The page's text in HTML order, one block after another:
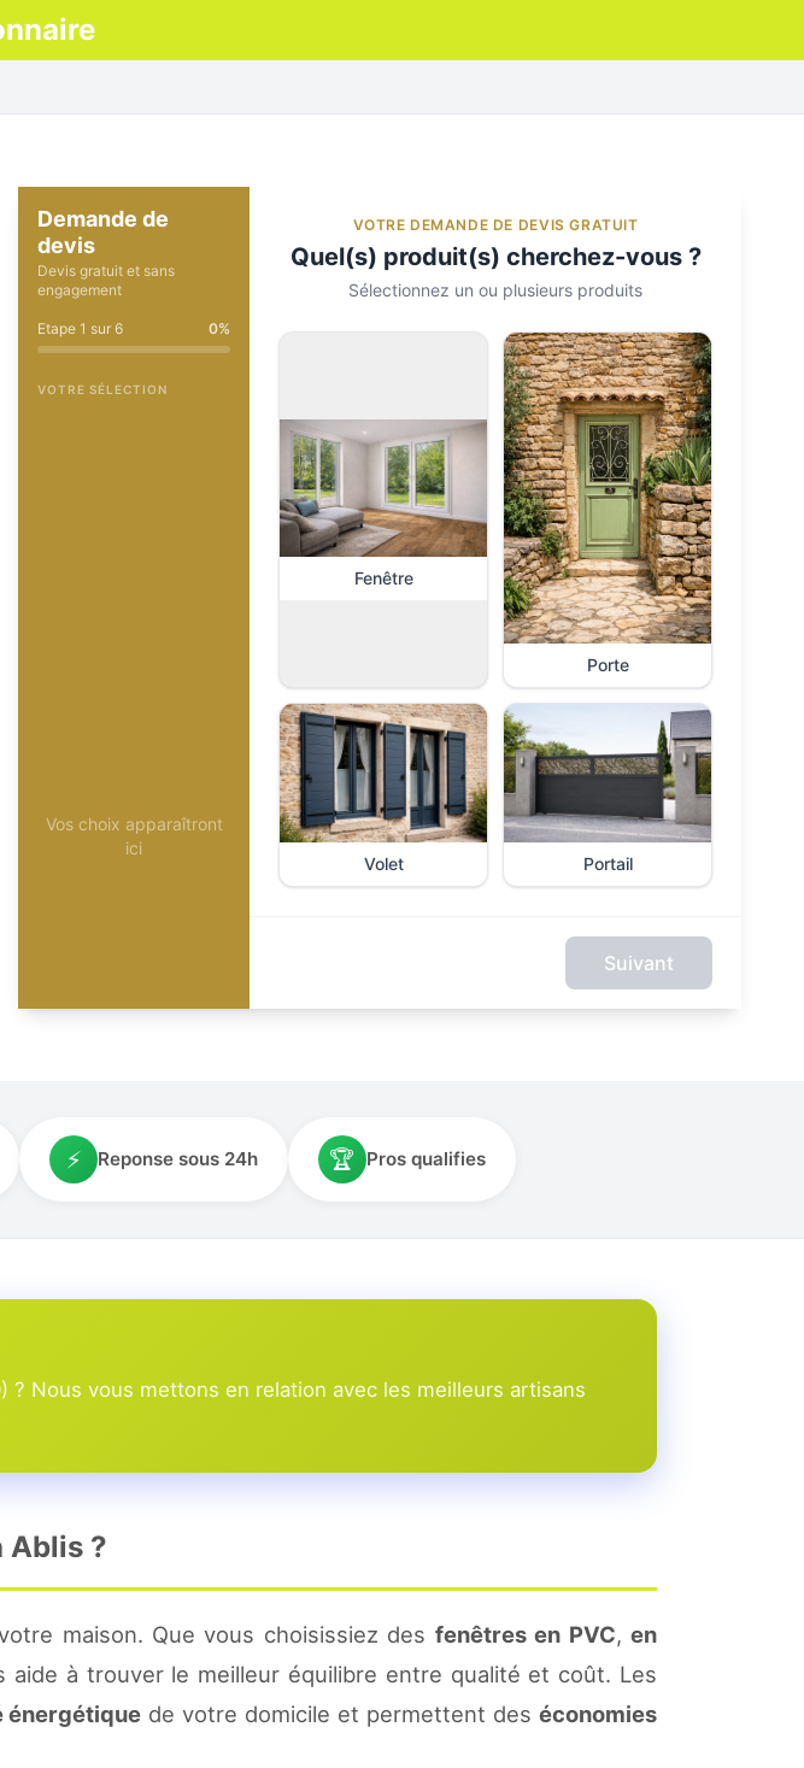
Demande de
devis
Devis gratuit et sans
engagement
Etape 1 sur 6 0%
VOTRE SÉLECTION
Vos choix apparaîtront
ici
VOTRE DEMANDE DE DEVIS GRATUIT
Quel(s) produit(s) cherchez-vous ?
Sélectionnez un ou plusieurs produits
Fenêtre
Porte
Volet Portail
Suivant
⚡ Reponse sous 24h 🏆 Pros qualifies
Nous vous mettons en relation avec les meilleurs artisans
Ablis ?
maison. Que vous choisissiez des fenêtres en PVC,en
aide à trouver le meilleur équilibre entre qualité et coût. Les
énergétique de votre domicile et permettent deséconomies